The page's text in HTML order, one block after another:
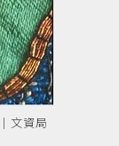
文資局